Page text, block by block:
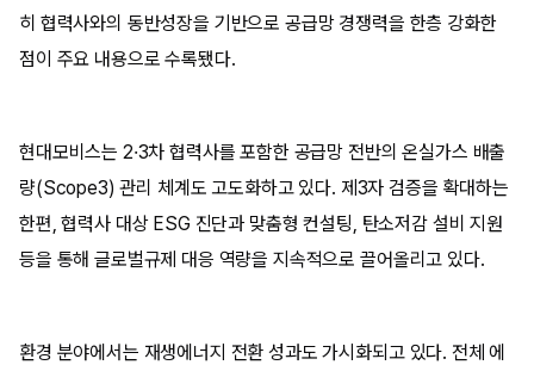
히 협력사와의 동반성장을 기반으로 공급망 경쟁력을 한층 강화한
점이 주요 내용으로 수록됐다.
현대모비스는 2·3차 협력사를 포함한 공급망 전반의 온실가스 배출
량(Scope3) 관리 체계도 고도화하고 있다. 제3자 검증을 확대하는
한편, 협력사 대상 ESG 진단과 맞춤형 컨설팅, 탄소저감 설비 지원
등을 통해 글로벌규제 대응 역량을 지속적으로 끌어올리고 있다.
환경 분야에서는 재생에너지 전환 성과도 가시화되고 있다. 전체 에